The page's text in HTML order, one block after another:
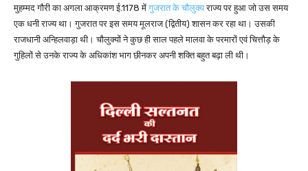
मुहम्मद गौरी का अगला आक्रमण ई.1178 में गुजरात के चौलुक्यराज्य पर हुआ जो उस समय
एक धनी राज्य था। गुजरात पर इस समय मूलराज (द्वितीय) शासन कर रहा था। उसकी
राजधानी अन्हिलवाड़ा थी। चौलुक्यों ने कुछ ही साल पहले मालवा के परमारों एवं चित्तौड़ के
गुहिलों से उनके राज्य के अधिकांश भाग छीनकर अपनी शक्ति बहुत बढ़ा ली थी।